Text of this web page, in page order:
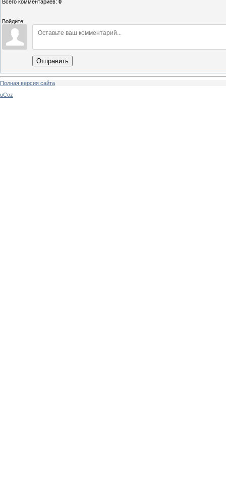
Всего комментариев: 0
Войдите:
Отправить
Полная версия сайта
uCoz